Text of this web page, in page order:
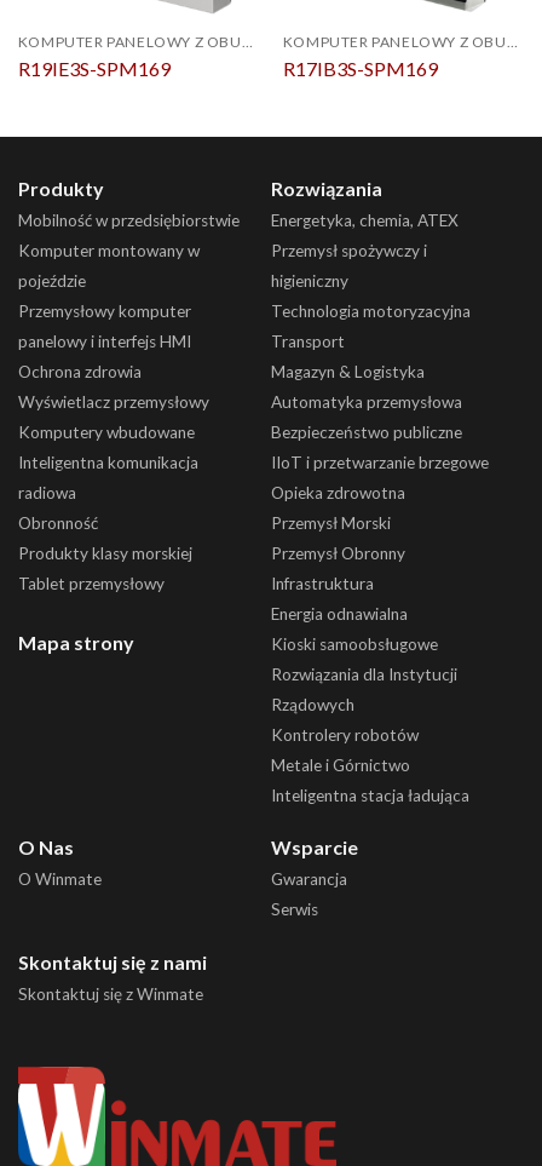
KOMPUTER PANELOWY Z OBUDOWĄ PCAP ZE STALI NIERDZEWNEJ IP69K
R19IE3S-SPM169
KOMPUTER PANELOWY Z OBUDOWĄ PCAP ZE STALI NIERDZEWNEJ IP69K
R17IB3S-SPM169
Produkty
Mobilność w przedsiębiorstwie
Komputer montowany w
pojeździe
Przemysłowy komputer
panelowy i interfejs HMI
Ochrona zdrowia
Wyświetlacz przemysłowy
Komputery wbudowane
Inteligentna komunikacja
radiowa
Obronność
Produkty klasy morskiej
Tablet przemysłowy
Mapa strony
Rozwiązania
Energetyka, chemia, ATEX
Przemysł spożywczy i
higieniczny
Technologia motoryzacyjna
Transport
Magazyn & Logistyka
Automatyka przemysłowa
Bezpieczeństwo publiczne
IIoT i przetwarzanie brzegowe
Opieka zdrowotna
Przemysł Morski
Przemysł Obronny
Infrastruktura
Energia odnawialna
Kioski samoobsługowe
Rozwiązania dla Instytucji
Rządowych
Kontrolery robotów
Metale i Górnictwo
Inteligentna stacja ładująca
O Nas
O Winmate
Wsparcie
Gwarancja
Serwis
Skontaktuj się z nami
Skontaktuj się z Winmate